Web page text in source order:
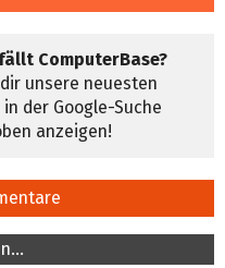
ComputerBase?
unsere neuesten
der Google-Suche
anzeigen!